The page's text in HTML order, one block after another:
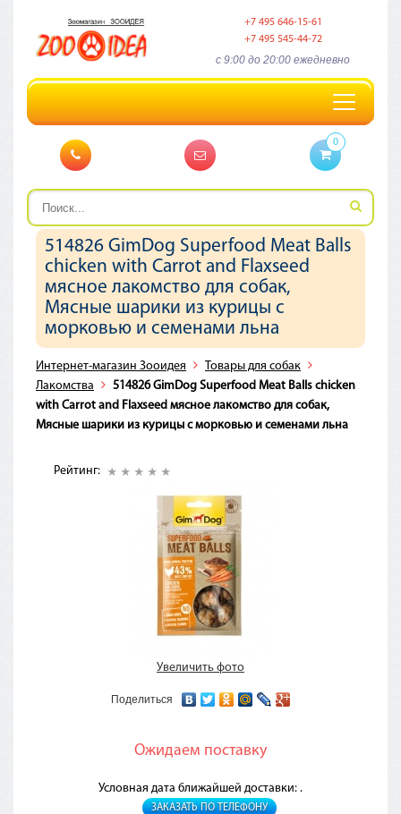
+7 495 646-15-61
+7 495 545-44-72
c 9:00 до 20:00 ежедневно
Toggle
navigation
0
514826 GimDog Superfood Meat Balls
chicken with Carrot and Flaxseed
мясное лакомство для собак,
Мясные шарики из курицы с
морковью и семенами льна
Интернет-магазин Зооидея
Товары для собак
Лакомства
514826 GimDog Superfood Meat Balls chicken
with Carrot and Flaxseed мясное лакомство для собак,
Мясные шарики из курицы с морковью и семенами льна
Рейтинг:
Увеличить фото
Поделиться
Ожидаем поставку
Условная дата ближайшей доставки: .
ЗАКАЗАТЬ ПО ТЕЛЕФОНУ